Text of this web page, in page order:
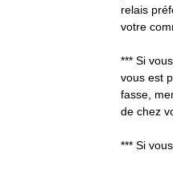
relais
votre
*** Si
vous est
fasse,
de chez
*** Si